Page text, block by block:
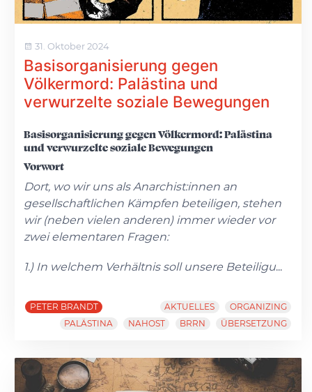
31. Oktober 2024
Basisorganisierung gegen
Völkermord: Palästina und
verwurzelte soziale Bewegungen
Basisorganisierung gegen Völkermord: Palästina
und verwurzelte soziale Bewegungen
Vorwort
Dort, wo wir uns als Anarchist:innen an
gesellschaftlichen Kämpfen beteiligen, stehen
wir (neben vielen anderen) immer wieder vor
zwei elementaren Fragen:
1.) In welchem Verhältnis soll unsere Beteiligu...
PETER BRANDT AKTUELLES
ORGANIZING
PALÄSTINA
NAHOST BRRN ÜBERSETZUNG